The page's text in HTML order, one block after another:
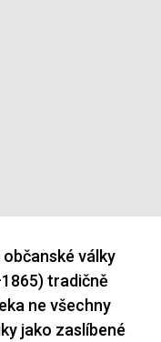
války
tradičně
ne všechny
jako zaslíbené